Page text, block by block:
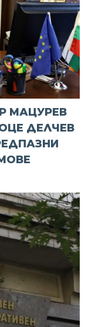
МАЦУРЕВ
ДЕЛЧЕВ